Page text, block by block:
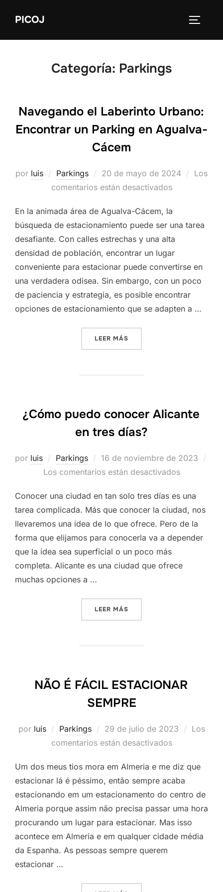
PICOJ
Categoría: Parkings
Navegando el Laberinto Urbano:
Encontrar un Parking en Agualva-
Cácem
por luis Parkings
Publicado
el
20 de mayo de 2024
Los
comentarios están desactivados
En la animada área de Agualva-Cácem, la
búsqueda de estacionamiento puede ser una tarea
desafiante. Con calles estrechas y una alta
densidad de población, encontrar un lugar
conveniente para estacionar puede convertirse en
una verdadera odisea. Sin embargo, con un poco
de paciencia y estrategia, es posible encontrar
opciones de estacionamiento que se adapten a …
LEER MÁS
¿Cómo puedo conocer Alicante
en tres días?
por luis Parkings
Publicado
el
16 de noviembre de 2023
Los comentarios están desactivados
Conocer una ciudad en tan solo tres días es una
tarea complicada. Más que conocer la ciudad, nos
llevaremos una idea de lo que ofrece. Pero de la
forma que elijamos para conocerla va a depender
que la idea sea superficial o un poco más
completa. Alicante es una ciudad que ofrece
muchas opciones a …
LEER MÁS
NÃO É FÁCIL ESTACIONAR
SEMPRE
por luis Parkings
Publicado
el
29 de julio de 2023
Los
comentarios están desactivados
Um dos meus tios mora em Almeria e me diz que
estacionar lá é péssimo, então sempre acaba
estacionando em um estacionamento do centro de
Almeria porque assim não precisa passar uma hora
procurando um lugar para estacionar. Mas isso
acontece em Almeria e em qualquer cidade média
da Espanha. As pessoas sempre querem
estacionar …